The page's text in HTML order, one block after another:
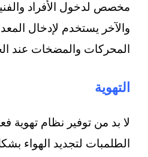
مخصص لدخول الأفراد
والآخر يستخدم لإدخال
المحركات والمضخات عند
التهوية
لا بد من توفير نظام تهوية
الطلمبات لتجديد الهواء